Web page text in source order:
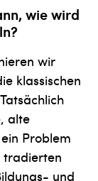
wie wird
wir
klassischen
alte
Problem
tradierten
und